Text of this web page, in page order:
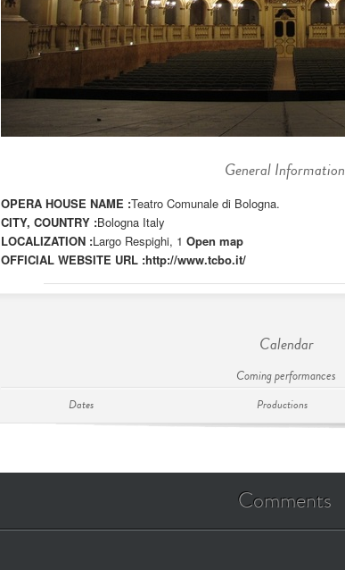
General Information
OPERA HOUSE NAME :Teatro Comunale di Bologna.
CITY, COUNTRY :Bologna Italy
LOCALIZATION :Largo Respighi, 1 Open map
OFFICIAL WEBSITE URL :http://www.tcbo.it/
Calendar
Coming performances
Dates Productions
Comments